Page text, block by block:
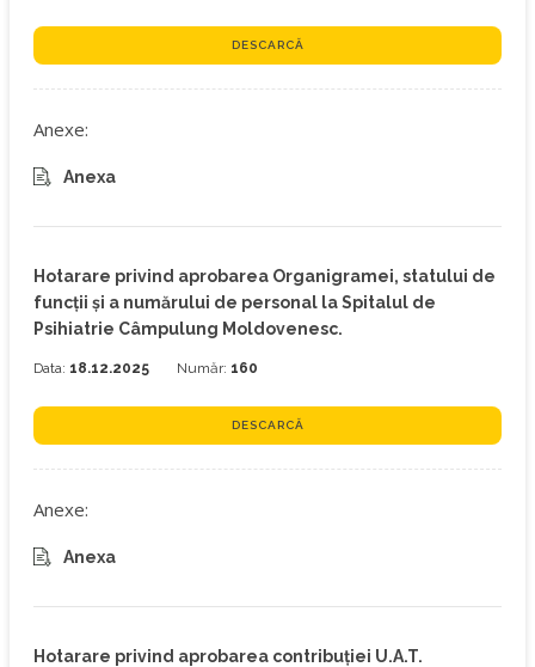
DESCARCĂ
Anexe:
Anexa
Hotarare privind aprobarea Organigramei, statului de
funcţii şi a numărului de personal la Spitalul de
Psihiatrie Câmpulung Moldovenesc.
Data: 18.12.2025 Număr: 160
DESCARCĂ
Anexe:
Anexa
Hotarare privind aprobarea contribuției U.A.T.